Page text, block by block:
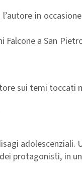
in
Falcone a San
sui temi toccati
adolescenziali.
protagonisti, in